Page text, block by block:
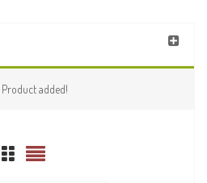
Product added!